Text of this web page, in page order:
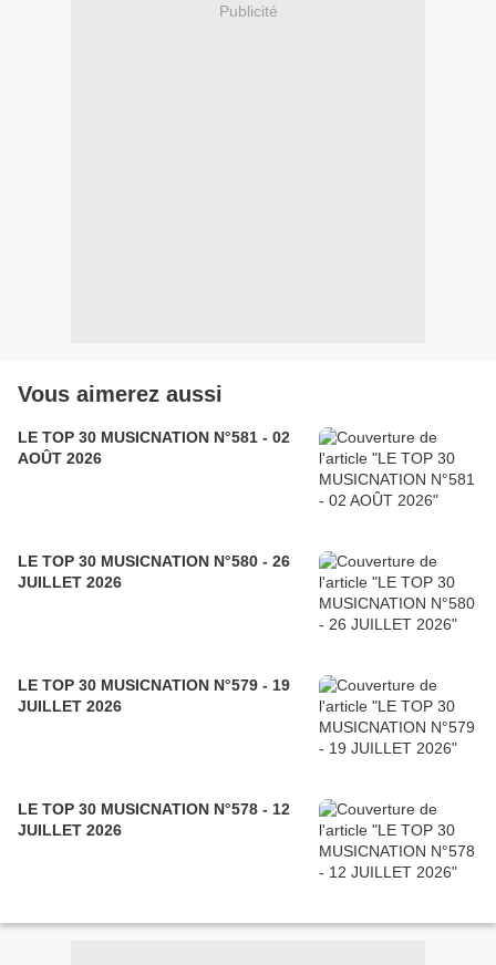
Publicité
Vous aimerez aussi
LE TOP 30 MUSICNATION N°581 - 02
AOÛT 2026
LE TOP 30 MUSICNATION N°580 - 26
JUILLET 2026
LE TOP 30 MUSICNATION N°579 - 19
JUILLET 2026
LE TOP 30 MUSICNATION N°578 - 12
JUILLET 2026